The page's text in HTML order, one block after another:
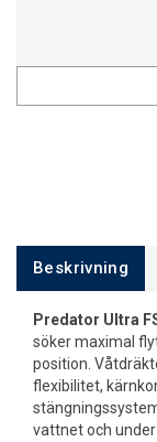
Beskrivning
Predator Ultra
söker maximal
position.
flexibilitet,
vattnet och